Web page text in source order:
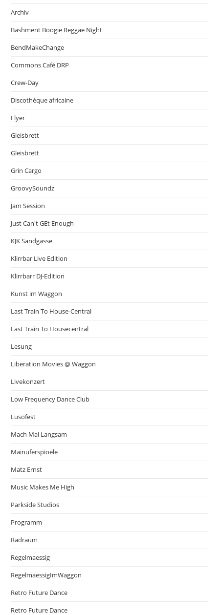
Archiv
Bashment Boogie Reggae Night
BendMakeChange
Commons Café DRP
Crew-Day
Discothèque africaine
Flyer
Gleisbrett
Gleisbrett
Grin Cargo
GroovySoundz
Jam Session
Just Can't GEt Enough
KJK Sandgasse
Klirrbar Live Edition
Klirrbarr DJ-Edition
Kunst im Waggon
Last Train To House-Central
Last Train To Housecentral
Lesung
Liberation Movies @ Waggon
Livekonzert
Low Frequency Dance Club
Lusofest
Mach Mal Langsam
Mainuferspioele
Matz Ernst
Music Makes Me High
Parkside Studios
Programm
Radraum
Regelmaessig
RegelmaessigImWaggon
Retro Future Dance
Retro Future Dance